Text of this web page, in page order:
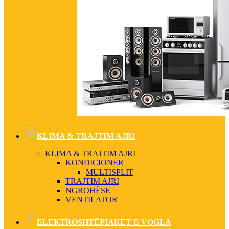
KLIMA & TRAJTIM AJRI
KLIMA & TRAJTIM AJRI
KONDICIONER
MULTISPLIT
TRAJTIM AJRI
NGROHËSE
VENTILATOR
ELEKTROSHTËPIAKET E VOGLA